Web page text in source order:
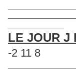
LE JOUR J
-2 11 8